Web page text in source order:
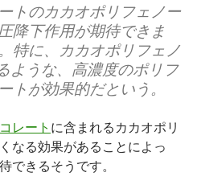
トのカカオポリフェノー
降下作用が期待できま
特に、カカオポリフェノ
ような、高濃度のポリフ
トが効果的だという。
レート に含まれるカカオポリ
なる効果があることによっ
できるそうです。